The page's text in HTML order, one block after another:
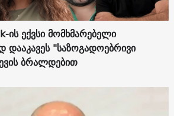
ის ექვსი მომხმარებელი
დააკავეს "საზოგადოებრივი
ბრალდებით